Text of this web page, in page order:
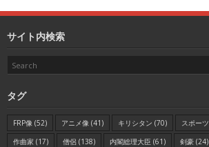
サイト内検索
タグ
FRP像 (52) アニメ像 (41) キリシタン (70) スポーツ
作曲家 (17) 僧侶 (138) 内閣総理大臣 (61) 剣豪 (24)